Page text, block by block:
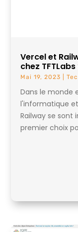
Vercel et
chez TFTLabs
Mai 19, 2023 |
Dans le monde
l'informatique
Railway se sont
premier choix